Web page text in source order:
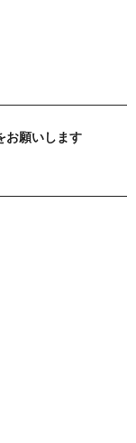
お願いします